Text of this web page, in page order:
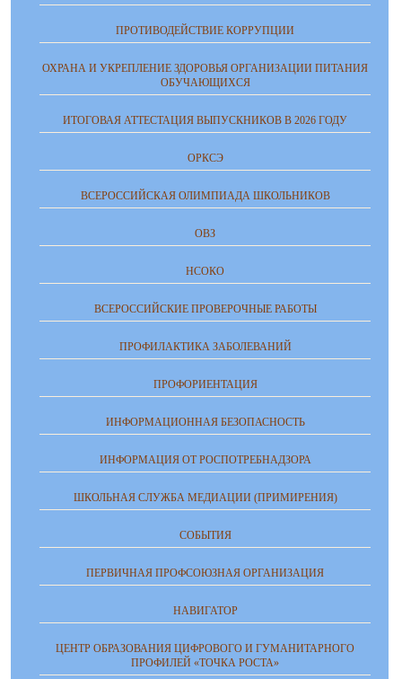
ПРОТИВОДЕЙСТВИЕ КОРРУПЦИИ
ОХРАНА И УКРЕПЛЕНИЕ ЗДОРОВЬЯ ОРГАНИЗАЦИИ ПИТАНИЯ
ОБУЧАЮЩИХСЯ
ИТОГОВАЯ АТТЕСТАЦИЯ ВЫПУСКНИКОВ В 2026 ГОДУ
ОРКСЭ
ВСЕРОССИЙСКАЯ ОЛИМПИАДА ШКОЛЬНИКОВ
ОВЗ
НСОКО
ВСЕРОССИЙСКИЕ ПРОВЕРОЧНЫЕ РАБОТЫ
ПРОФИЛАКТИКА ЗАБОЛЕВАНИЙ
ПРОФОРИЕНТАЦИЯ
ИНФОРМАЦИОННАЯ БЕЗОПАСНОСТЬ
ИНФОРМАЦИЯ ОТ РОСПОТРЕБНАДЗОРА
ШКОЛЬНАЯ СЛУЖБА МЕДИАЦИИ (ПРИМИРЕНИЯ)
СОБЫТИЯ
ПЕРВИЧНАЯ ПРОФСОЮЗНАЯ ОРГАНИЗАЦИЯ
НАВИГАТОР
ЦЕНТР ОБРАЗОВАНИЯ ЦИФРОВОГО И ГУМАНИТАРНОГО
ПРОФИЛЕЙ «ТОЧКА РОСТА»